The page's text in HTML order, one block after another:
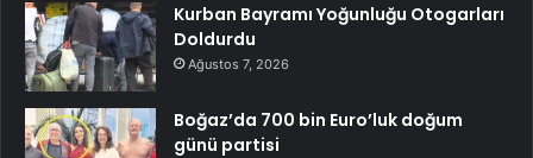
Kurban Bayramı Yoğunluğu Otogarları
Doldurdu
Ağustos 7, 2026
Boğaz’da 700 bin Euro’luk doğum
günü partisi